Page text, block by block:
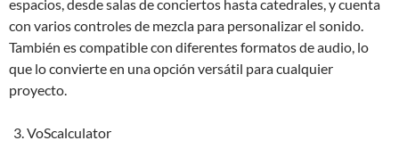
espacios, desde salas de conciertos hasta catedrales, y cuenta
con varios controles de mezcla para personalizar el sonido.
También es compatible con diferentes formatos de audio, lo
que lo convierte en una opción versátil para cualquier
proyecto.
VoScalculator